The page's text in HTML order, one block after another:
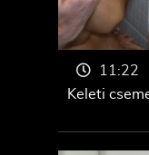
Keleti
11:22